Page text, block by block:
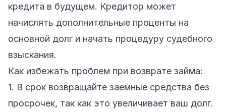
кредита в будущем. Кредитор может
начислять дополнительные проценты на
основной долг и начать процедуру судебного
взыскания.
Как избежать проблем при возврате займа:
1. В срок возвращайте заемные средства без
просрочек, так как это увеличивает ваш долг.